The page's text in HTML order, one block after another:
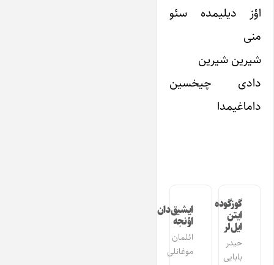
اؤز دیلیمده سئو
منی
شیرین شیرین
دادی چیخسین
داماغیمدا
گوزگوده
ایتن
ایل‌لر
حیدر
بابایی
ایشیق‌دان
اؤنجه
ائلمان
موغانلی